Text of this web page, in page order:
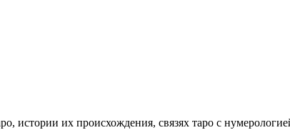
истории их происхождения, связях таро с